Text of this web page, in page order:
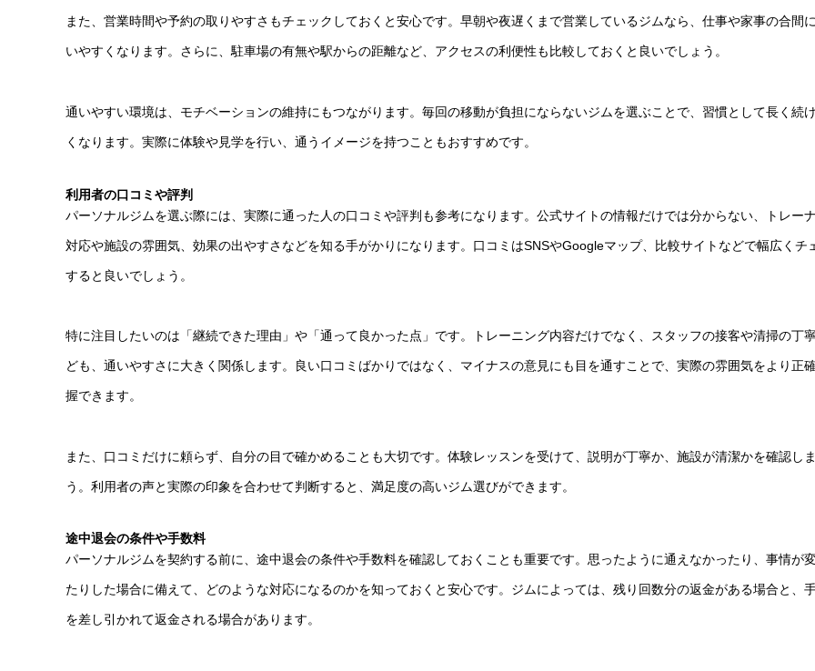
また、営業時間や予約の取りやすさもチェックしておくと安心です。早朝や夜遅くまで営業しているジムなら、仕事や家事の合間
いやすくなります。さらに、駐車場の有無や駅からの距離など、アクセスの利便性も比較しておくと良いでしょう。
通いやすい環境は、モチベーションの維持にもつながります。毎回の移動が負担にならないジムを選ぶことで、習慣として長く続
くなります。実際に体験や見学を行い、通うイメージを持つこともおすすめです。
利用者の口コミや評判
パーソナルジムを選ぶ際には、実際に通った人の口コミや評判も参考になります。公式サイトの情報だけでは分からない、トレー
対応や施設の雰囲気、効果の出やすさなどを知る手がかりになります。口コミはSNSやGoogleマップ、比較サイトなどで幅広くチ
すると良いでしょう。
特に注目したいのは「継続できた理由」や「通って良かった点」です。トレーニング内容だけでなく、スタッフの接客や清掃の丁
ども、通いやすさに大きく関係します。良い口コミばかりではなく、マイナスの意見にも目を通すことで、実際の雰囲気をより正
握できます。
また、口コミだけに頼らず、自分の目で確かめることも大切です。体験レッスンを受けて、説明が丁寧か、施設が清潔かを確認し
う。利用者の声と実際の印象を合わせて判断すると、満足度の高いジム選びができます。
途中退会の条件や手数料
パーソナルジムを契約する前に、途中退会の条件や手数料を確認しておくことも重要です。思ったように通えなかったり、事情が
たりした場合に備えて、どのような対応になるのかを知っておくと安心です。ジムによっては、残り回数分の返金がある場合と、
を差し引かれて返金される場合があります。